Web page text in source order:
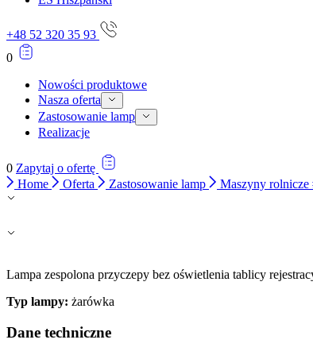
+48 52 320 35 93
0
Nowości produktowe
Nasza oferta
Zastosowanie lamp
Realizacje
0 Zapytaj o ofertę
Home
Oferta Zastosowanie lamp Maszyny
Lampa zespolona przyczepy bez oświetlenia tablicy
Typ lampy: żarówka
Dane techniczne